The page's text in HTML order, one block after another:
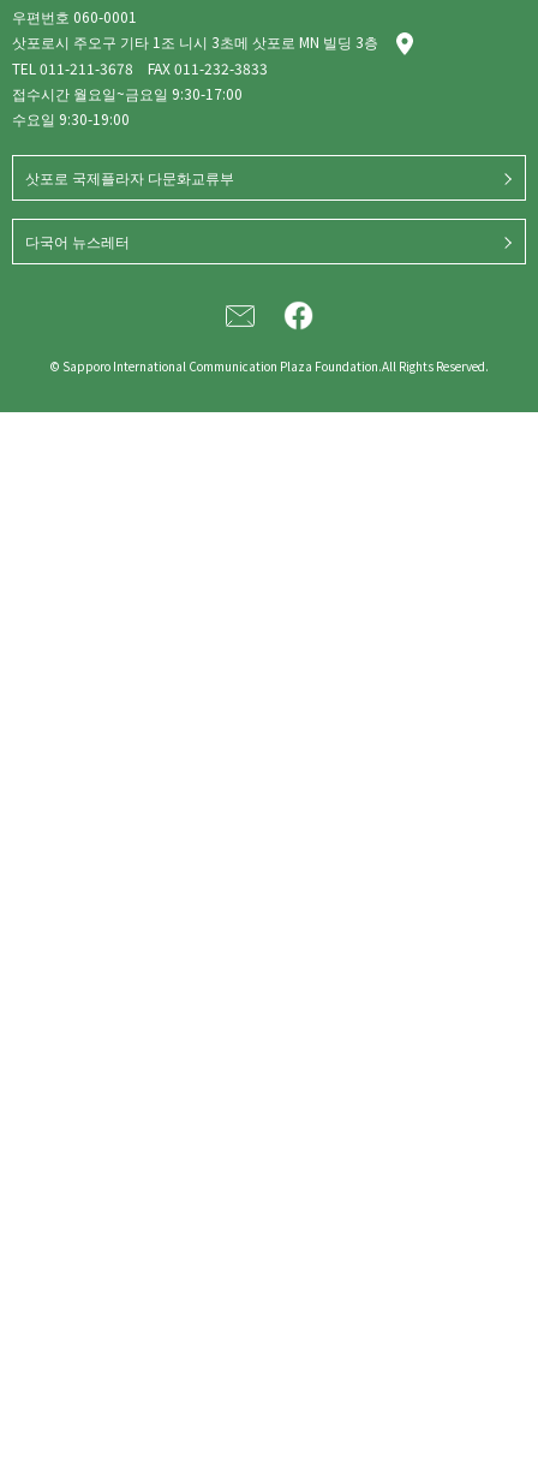
우편번호 060-0001
삿포로시 주오구 기타 1조 니시 3초메 삿포로 MN 빌딩 3층
TEL 011-211-3678 FAX 011-232-3833
접수시간 월요일~금요일 9:30-17:00
수요일 9:30-19:00
삿포로 국제플라자 다문화교류부
다국어 뉴스레터
© Sapporo International Communication Plaza Foundation.All Rights Reserved.